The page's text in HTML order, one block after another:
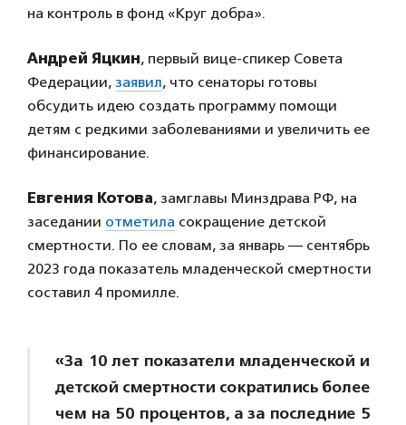
на контроль в фонд «Круг добра».
Андрей Яцкин, первый вице-спикер Совета
Федерации, заявил, что сенаторы готовы
обсудить идею создать программу помощи
детям с редкими заболеваниями и увеличить ее
финансирование.
Евгения Котова, замглавы Минздрава РФ, на
заседании отметила сокращение детской
смертности. По ее словам, за январь — сентябрь
2023 года показатель младенческой смертности
составил 4 промилле.
«За 10 лет показатели младенческой и
детской смертности сократились более
чем на 50 процентов, а за последние 5